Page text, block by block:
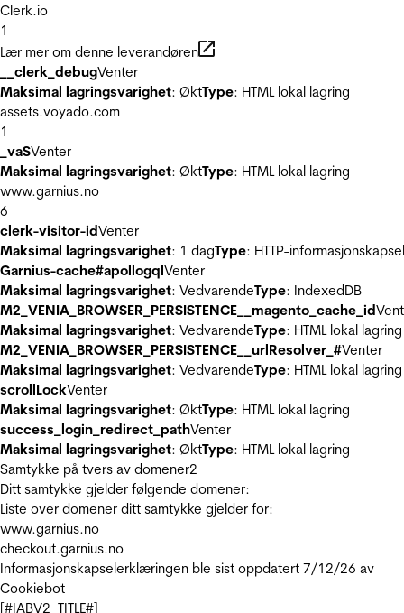
Clerk.io
1
Lær mer om denne leverandøren
__clerk_debugVenter
Maksimal lagringsvarighet: ØktType: HTML lokal lagring
assets.voyado.com
1
_vaSVenter
Maksimal lagringsvarighet: ØktType: HTML lokal lagring
www.garnius.no
6
clerk-visitor-idVenter
Maksimal lagringsvarighet: 1 dagType: HTTP-informasjonskapsel
Garnius-cache#apollogqlVenter
Maksimal lagringsvarighet: VedvarendeType: IndexedDB
M2_VENIA_BROWSER_PERSISTENCE__magento_cache_id
Maksimal lagringsvarighet: VedvarendeType: HTML lokal lagring
M2_VENIA_BROWSER_PERSISTENCE__urlResolver_#Venter
Maksimal lagringsvarighet: VedvarendeType: HTML lokal lagring
scrollLockVenter
Maksimal lagringsvarighet: ØktType: HTML lokal lagring
success_login_redirect_pathVenter
Maksimal lagringsvarighet: ØktType: HTML lokal lagring
Samtykke på tvers av domener2
Ditt samtykke gjelder følgende domener:
Liste over domener ditt samtykke gjelder for:
www.garnius.no
checkout.garnius.no
Informasjonskapselerklæringen ble sist oppdatert 7/12/26 av
Cookiebot
[#IABV2_TITLE#]